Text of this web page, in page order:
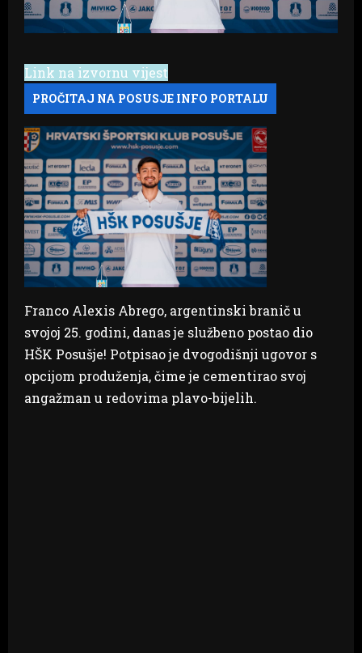
Link na izvornu vijest
Franco Alexis Abrego, argentinski branič u
svojoj 25. godini, danas je službeno postao dio
HŠK Posušje! Potpisao je dvogodišnji ugovor s
opcijom produženja, čime je cementirao svoj
angažman u redovima plavo-bijelih.